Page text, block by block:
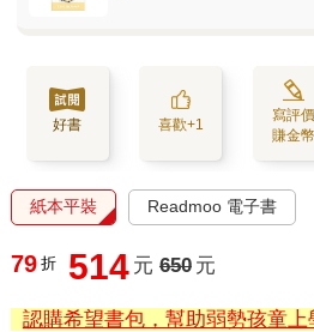
好書 喜歡+1
寫評價
賺金幣
紙本平裝 Readmoo 電子書
79 折 514 元 650 元
認購希望書包，幫助弱勢孩童上